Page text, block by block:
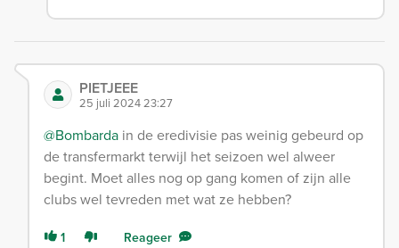
PIETJEEE
25 juli 2024 23:27
@Bombarda in de eredivisie pas weinig gebeurd op
de transfermarkt terwijl het seizoen wel alweer
begint. Moet alles nog op gang komen of zijn alle
clubs wel tevreden met wat ze hebben?
1 Reageer